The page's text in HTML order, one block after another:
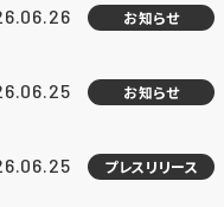
お知らせ
お知らせ
プレスリリース